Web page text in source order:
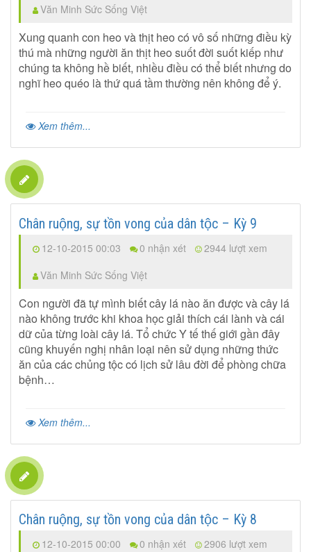
Văn Minh Sức Sống Việt
Xung quanh con heo và thịt heo có vô số những điều kỳ
thú mà những người ăn thịt heo suốt đời suốt kiếp như
chúng ta không hề biết, nhiều điều có thể biết nhưng do
nghĩ heo quéo là thứ quá tầm thường nên không để ý.
Xem thêm...
Chân ruộng, sự tồn vong của dân tộc – Kỳ 9
12-10-2015 00:03 0 nhận xét
2944 lượt xem
Văn Minh Sức Sống Việt
Con người đã tự mình biết cây lá nào ăn được và cây lá
nào không trước khi khoa học giải thích cái lành và cái
dữ của từng loài cây lá. Tổ chức Y tế thế giới gần đây
cũng khuyến nghị nhân loại nên sử dụng những thức
ăn của các chủng tộc có lịch sử lâu đời để phòng chữa
bệnh…
Xem thêm...
Chân ruộng, sự tồn vong của dân tộc – Kỳ 8
12-10-2015 00:00 0 nhận xét
2906 lượt xem